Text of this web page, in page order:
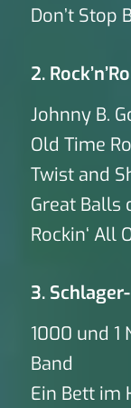
Don’t Stop
2.
Johnny B.
Old Time
Twist and
Great Balls
Rockin‘ All
3.
1000 und 1
Band
Ein Bett im